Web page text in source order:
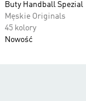
Buty Handball Spezial
Męskie Originals
45 kolory
Nowość